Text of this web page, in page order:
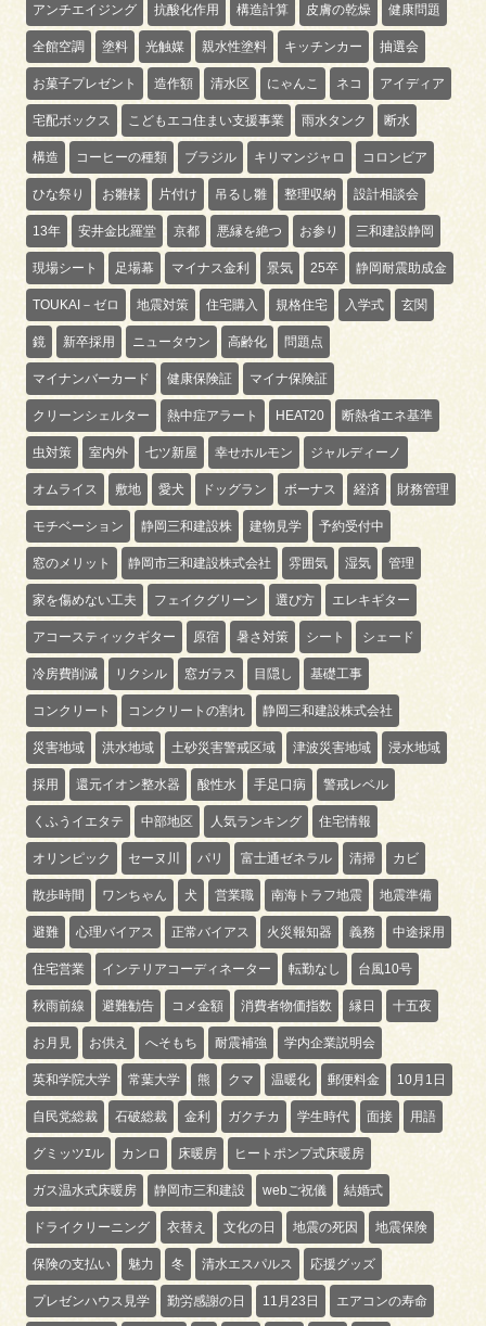
アンチエイジング 抗酸化作用 構造計算 皮膚の乾燥 健康問題
全館空調 塗料 光触媒 親水性塗料 キッチンカー 抽選会
お菓子プレゼント 造作額 清水区 にゃんこ ネコ アイディア
宅配ボックス こどもエコ住まい支援事業 雨水タンク 断水
構造 コーヒーの種類 ブラジル キリマンジャロ コロンビア
ひな祭り お雛様 片付け 吊るし雛 整理収納 設計相談会
13年 安井金比羅堂 京都 悪縁を絶つ お参り 三和建設静岡
現場シート 足場幕 マイナス金利 景気 25卒 静岡耐震助成金
TOUKAI－ゼロ 地震対策 住宅購入 規格住宅 入学式 玄関
鏡 新卒採用 ニュータウン 高齢化 問題点
マイナンバーカード 健康保険証 マイナ保険証
クリーンシェルター 熱中症アラート HEAT20 断熱省エネ基準
虫対策 室内外 七ツ新屋 幸せホルモン ジャルディーノ
オムライス 敷地 愛犬 ドッグラン ボーナス 経済 財務管理
モチベーション 静岡三和建設株 建物見学 予約受付中
窓のメリット 静岡市三和建設株式会社 雰囲気 湿気 管理
家を傷めない工夫 フェイクグリーン 選び方 エレキギター
アコースティックギター 原宿 暑さ対策 シート シェード
冷房費削減 リクシル 窓ガラス 目隠し 基礎工事
コンクリート コンクリートの割れ 静岡三和建設株式会社
災害地域 洪水地域 土砂災害警戒区域 津波災害地域 浸水地域
採用 還元イオン整水器 酸性水 手足口病 警戒レベル
くふうイエタテ 中部地区 人気ランキング 住宅情報
オリンピック セーヌ川 パリ 富士通ゼネラル 清掃 カビ
散歩時間 ワンちゃん 犬 営業職 南海トラフ地震 地震準備
避難 心理バイアス 正常バイアス 火災報知器 義務 中途採用
住宅営業 インテリアコーディネーター 転勤なし 台風10号
秋雨前線 避難勧告 コメ金額 消費者物価指数 縁日 十五夜
お月見 お供え へそもち 耐震補強 学内企業説明会
英和学院大学 常葉大学 熊 クマ 温暖化 郵便料金 10月1日
自民党総裁 石破総裁 金利 ガクチカ 学生時代 面接 用語
グミッツｴル カンロ 床暖房 ヒートポンプ式床暖房
ガス温水式床暖房 静岡市三和建設 webご祝儀 結婚式
ドライクリーニング 衣替え 文化の日 地震の死因 地震保険
保険の支払い 魅力 冬 清水エスパルス 応援グッズ
プレゼンハウス見学 勤労感謝の日 11月23日 エアコンの寿命